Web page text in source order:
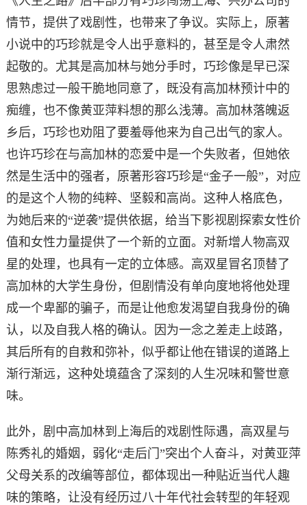
情节，提供了戏剧性，也带来了争议。实际上，原著
小说中的巧珍就是令人出乎意料的，甚至是令人肃然
起敬的。尤其是高加林与她分手时，巧珍像是早已深
思熟虑过一般干脆地同意了，既没有高加林预计中的
痴缠，也不像黄亚萍料想的那么浅薄。高加林落魄返
乡后，巧珍也劝阻了要羞辱他来为自己出气的家人。
也许巧珍在与高加林的恋爱中是一个失败者，但她依
然是生活中的强者，原著形容巧珍是“金子一般”，对应
的是这个人物的纯粹、坚毅和高尚。这种人格底色，
为她后来的“逆袭”提供依据，给当下影视剧探索女性价
值和女性力量提供了一个新的立面。对新增人物高双
星的处理，也具有一定的立体感。高双星冒名顶替了
高加林的大学生身份，但剧情没有单向度地将他处理
成一个卑鄙的骗子，而是让他愈发渴望自我身份的确
认，以及自我人格的确认。因为一念之差走上歧路，
其后所有的自救和弥补，似乎都让他在错误的道路上
渐行渐远，这种处境蕴含了深刻的人生况味和警世意
味。
此外，剧中高加林到上海后的戏剧性际遇，高双星与
陈秀礼的婚姻，弱化“走后门”突出个人奋斗，对黄亚萍
父母关系的改编等部位，都体现出一种贴近当代人趣
味的策略，让没有经历过八十年代社会转型的年轻观